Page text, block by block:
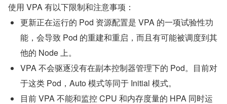
使用 VPA 有以下限制和注意事项：
更新正在运行的 Pod 资源配置是 VPA 的一项试验性功
能，会导致 Pod 的重建和重启，而且有可能被调度到其
他的 Node 上。
VPA 不会驱逐没有在副本控制器管理下的 Pod。目前对
于这类 Pod，Auto 模式等同于 Initial 模式。
目前 VPA 不能和监控 CPU 和内存度量的 HPA 同时运